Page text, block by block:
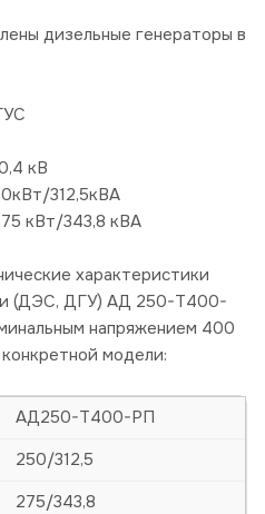
дизельные генераторы в
кВ
312,5кВА
кВт/343,8 кВА
характеристики
(ДЭС, ДГУ) АД 250-Т400-
напряжением 400
модели:
АД250-Т400-РП
250/312,5
275/343,8